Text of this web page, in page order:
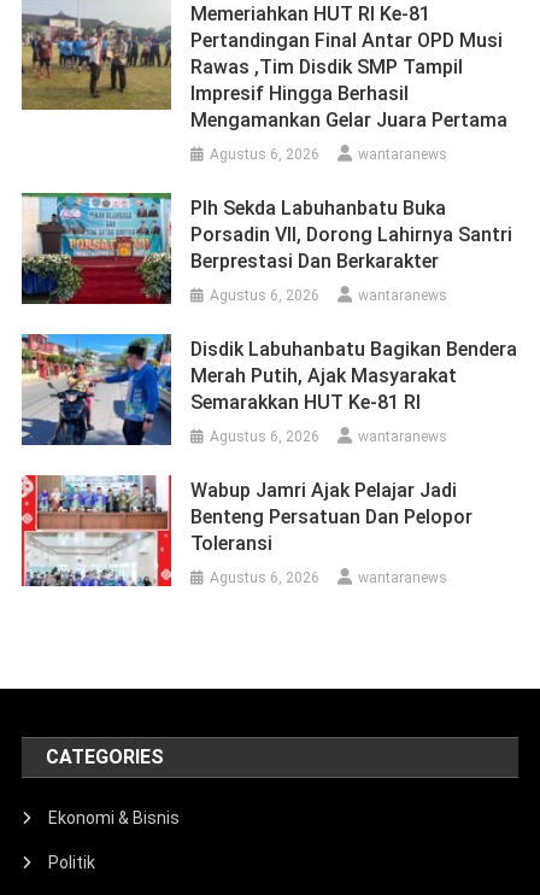
Memeriahkan HUT RI Ke-81
Pertandingan Final Antar OPD Musi
Rawas ,Tim Disdik SMP Tampil
Impresif Hingga Berhasil
Mengamankan Gelar Juara Pertama
Agustus 6, 2026 wantaranews
Plh Sekda Labuhanbatu Buka
Porsadin VII, Dorong Lahirnya Santri
Berprestasi Dan Berkarakter
Agustus 6, 2026 wantaranews
Disdik Labuhanbatu Bagikan Bendera
Merah Putih, Ajak Masyarakat
Semarakkan HUT Ke-81 RI
Agustus 6, 2026 wantaranews
Wabup Jamri Ajak Pelajar Jadi
Benteng Persatuan Dan Pelopor
Toleransi
Agustus 6, 2026 wantaranews
CATEGORIES
Ekonomi & Bisnis
Politik